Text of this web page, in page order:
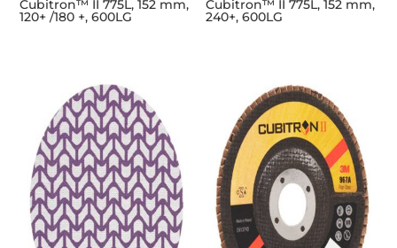
Cubitron™ II 775L, 152 mm,
120+ /180 +, 600LG
Cubitron™ II 775L, 152 mm,
240+, 600LG